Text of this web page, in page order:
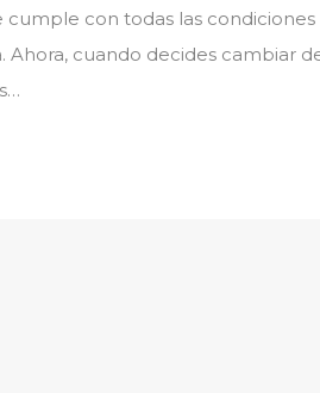
cumple con todas las condiciones
Ahora, cuando decides cambiar